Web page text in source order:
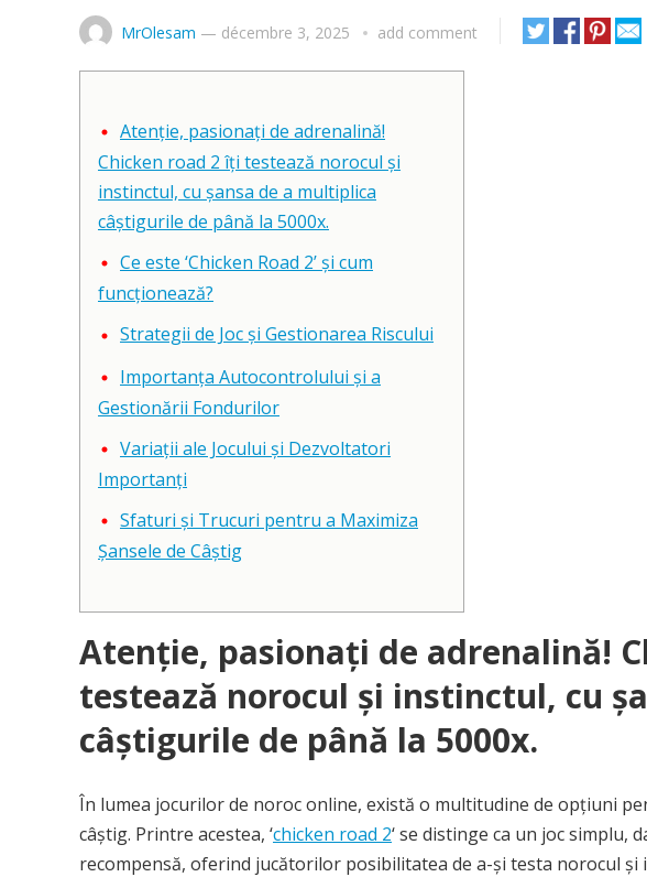
MrOlesam — décembre 3, 2025 add comment
Atenție, pasionați de adrenalină!
Chicken road 2 îți testează norocul și
instinctul, cu șansa de a multiplica
câștigurile de până la 5000x.
Ce este ‘Chicken Road 2’ și cum
funcționează?
Strategii de Joc și Gestionarea Riscului
Importanța Autocontrolului și a
Gestionării Fondurilor
Variații ale Jocului și Dezvoltatori
Importanți
Sfaturi și Trucuri pentru a Maximiza
Șansele de Câștig
Atenție, pasionați de adrenalină!
testează norocul și instinctul, cu
câștigurile de până la 5000x.
În lumea jocurilor de noroc online, există o multitudine de opțiuni
câștig. Printre acestea, ‘chicken road 2‘ se distinge ca un joc simplu,
recompensă, oferind jucătorilor posibilitatea de a-și testa norocul și